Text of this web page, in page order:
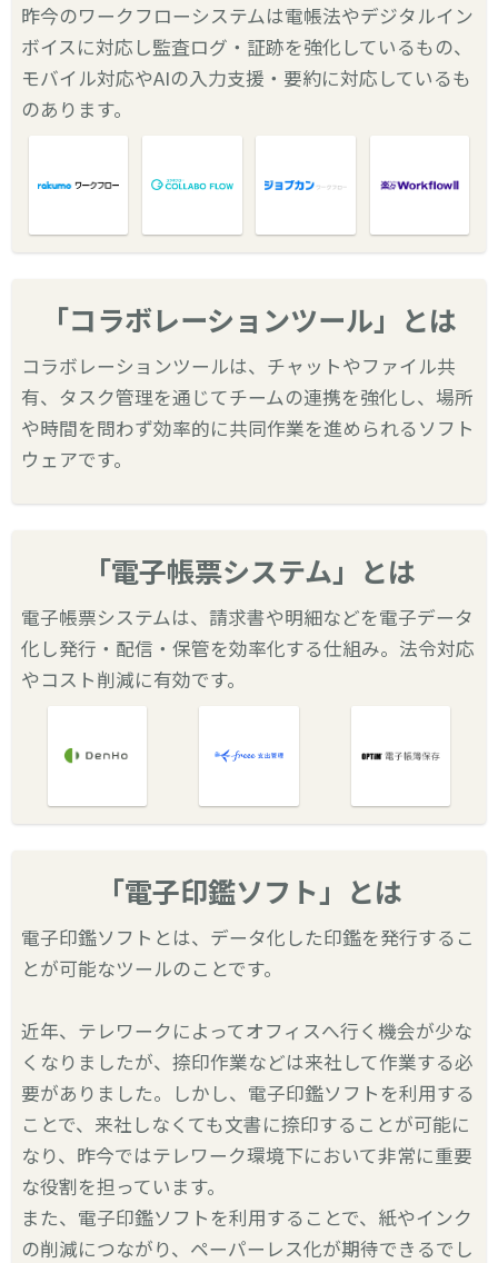
昨今のワークフローシステムは電帳法やデジタルイン
ボイスに対応し監査ログ・証跡を強化しているもの、
モバイル対応やAIの入力支援・要約に対応しているも
のあります。
「コラボレーションツール」とは
コラボレーションツールは、チャットやファイル共
有、タスク管理を通じてチームの連携を強化し、場所
や時間を問わず効率的に共同作業を進められるソフト
ウェアです。
「電子帳票システム」とは
電子帳票システムは、請求書や明細などを電子データ
化し発行・配信・保管を効率化する仕組み。法令対応
やコスト削減に有効です。
「電子印鑑ソフト」とは
電子印鑑ソフトとは、データ化した印鑑を発行するこ
とが可能なツールのことです。
近年、テレワークによってオフィスへ行く機会が少な
くなりましたが、捺印作業などは来社して作業する必
要がありました。しかし、電子印鑑ソフトを利用する
ことで、来社しなくても文書に捺印することが可能に
なり、昨今ではテレワーク環境下において非常に重要
な役割を担っています。
また、電子印鑑ソフトを利用することで、紙やインク
の削減につながり、ペーパーレス化が期待できるでし